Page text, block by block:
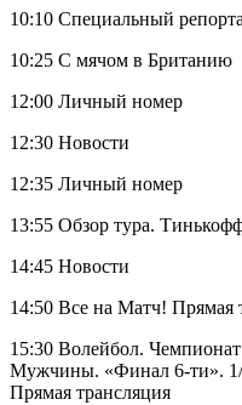
10:10 Специальный
10:25 С мячом в Британию
12:00 Личный номер
12:30 Новости
12:35 Личный номер
13:55 Обзор тура.
14:45 Новости
14:50 Все на Матч! Прямая
15:30 Волейбол.
Мужчины. «Финал 6-ти». 1/
Прямая трансляция